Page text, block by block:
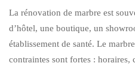
La rénovation de marbre est
d’hôtel, une boutique, un
établissement de santé. Le
contraintes sont fortes : horaires,